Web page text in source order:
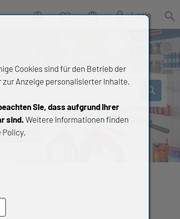
VergleichWunschlisteWarenkorb Login Suche
Cookies sind für den Betrieb der
Anzeige personalisierter Inhalte.
Sie, dass aufgrund Ihrer
sind. Weitere Informationen finden
Policy.